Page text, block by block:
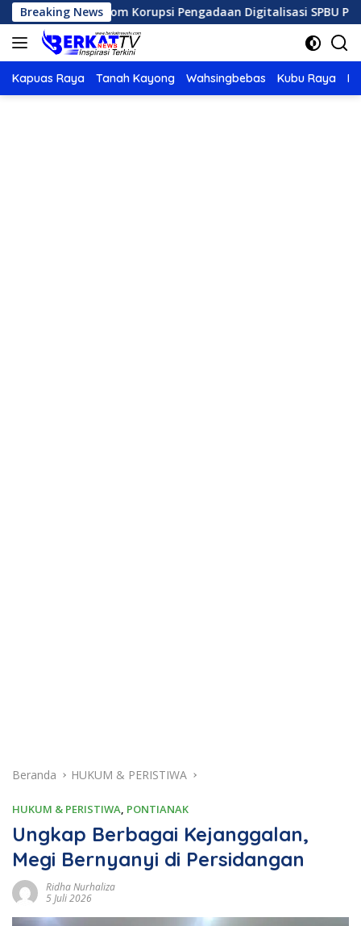
Langsung
ke
konten
Breaking News
Telkom Korupsi Pengadaan Digitalisasi SPBU Pertamina
Kapuas Raya Tanah Kayong Wahsingbebas Kubu Raya
Beranda HUKUM & PERISTIWA
HUKUM & PERISTIWA, PONTIANAK
Ungkap Berbagai Kejanggalan,
Megi Bernyanyi di Persidangan
Ridha Nurhaliza
5 Juli 2026